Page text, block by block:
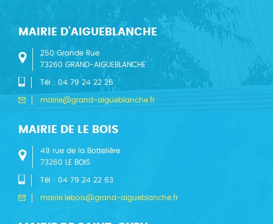
MAIRIE D’AIGUEBLANCHE
250 Grande Rue
73260 GRAND-AIGUEBLANCHE
Tél : 04 79 24 22 26
mairie@grand-aigueblanche.fr
MAIRIE DE LE BOIS
49 rue de la Bottelière
73260 LE BOIS
Tél : 04 79 24 22 63
mairie.lebois@grand-aigueblanche.fr